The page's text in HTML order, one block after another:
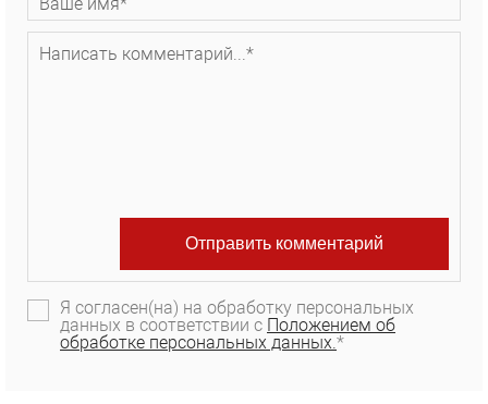
Я согласен(на) на обработку персональных
данных в соответствии с Положением об
обработке персональных данных.*